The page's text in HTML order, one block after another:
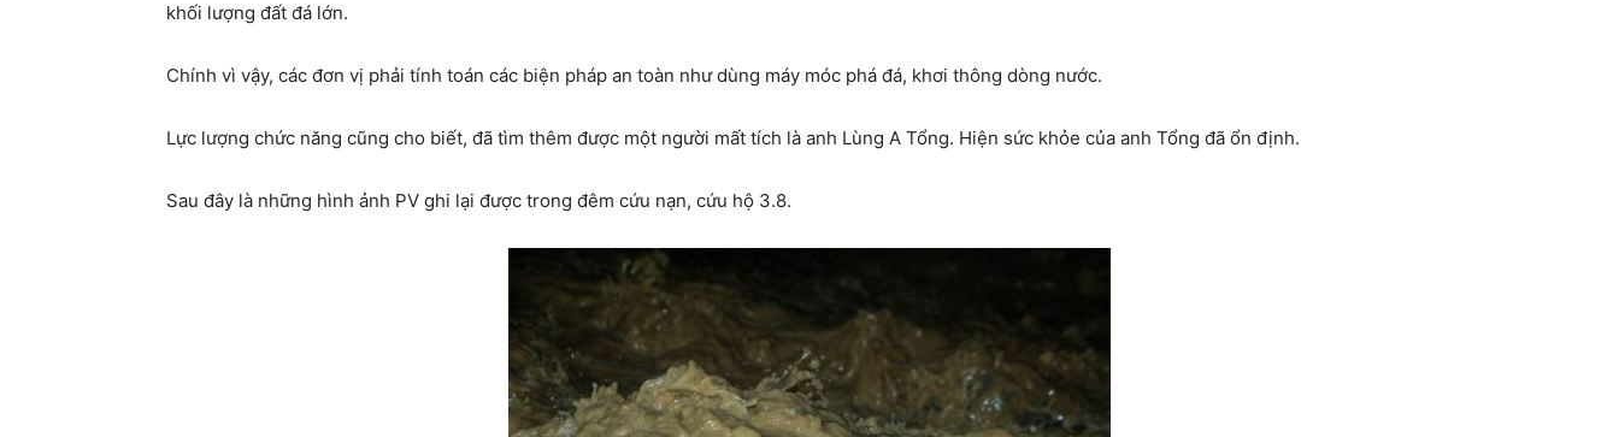
khối lượng đất đá lớn.
Chính vì vậy, các đơn vị phải tính toán các biện pháp an toàn như dùng máy móc phá đá, khơi thông dòng nước.
Lực lượng chức năng cũng cho biết, đã tìm thêm được một người mất tích là anh Lùng A Tổng. Hiện sức khỏe của anh Tổng đã ổn định.
Sau đây là những hình ảnh PV ghi lại được trong đêm cứu nạn, cứu hộ 3.8.